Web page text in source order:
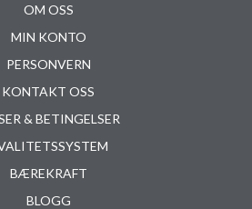
OM OSS
MIN KONTO
PERSONVERN
KONTAKT OSS
& BETINGELSER
BÆREKRAFT
BLOGG